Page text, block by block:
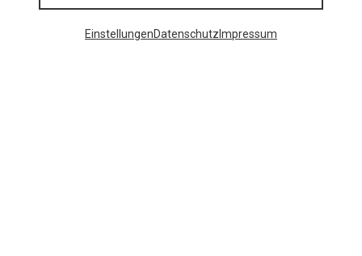
EinstellungenDatenschutz Impressum